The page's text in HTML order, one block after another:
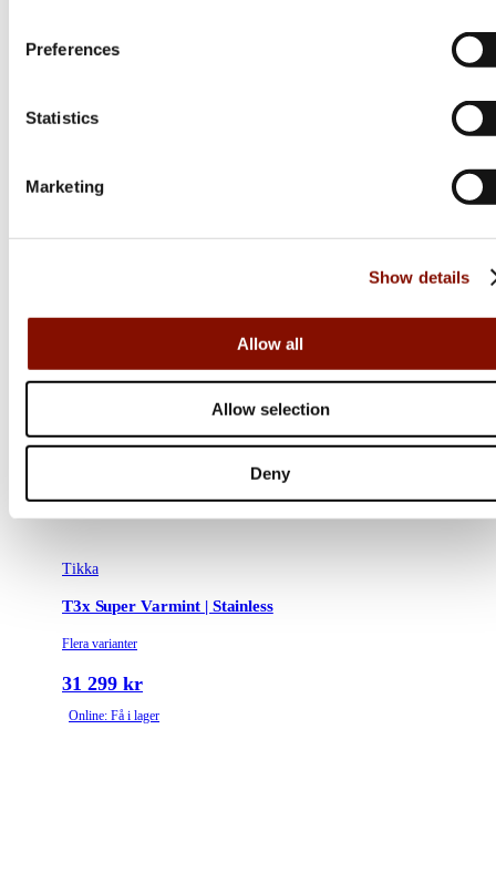
Preferences
Statistics
Marketing
Show details
Allow all
Allow selection
Deny
Från 17 499 kr
Tikka
T3x Super Varmint | Stainless
Flera varianter
31 299 kr
Online: Få i lager